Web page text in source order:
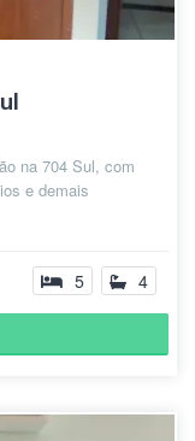
na 704 Sul, com
e demais
5 4